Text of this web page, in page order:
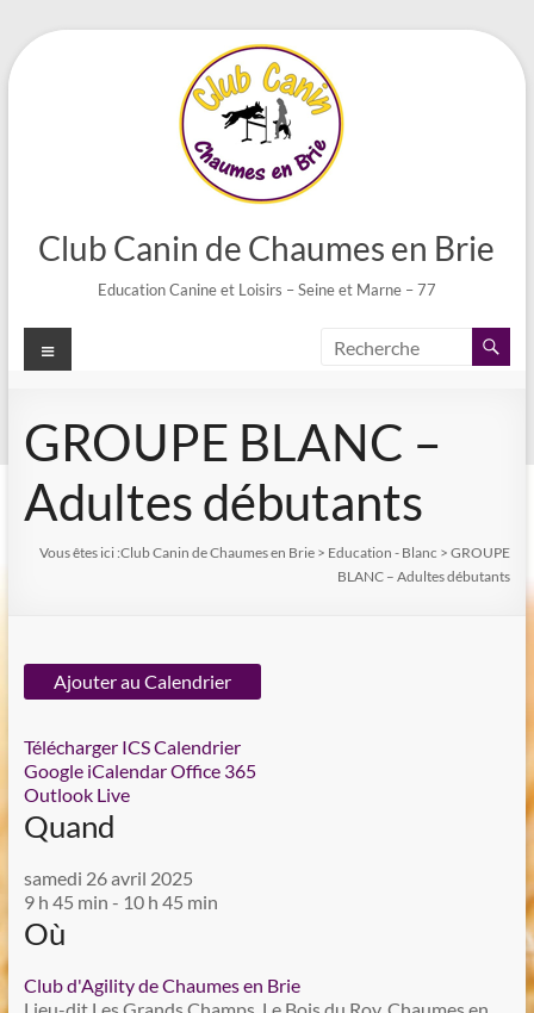
Aller
au
Club Canin de Chaumes en Brie
Education Canine et Loisirs – Seine et Marne – 77
Menu
GROUPE BLANC –
Adultes débutants
Vous êtes ici :Club Canin de Chaumes en Brie > Education - Blanc >GROUPE
BLANC – Adultes débutants
Ajouter au Calendrier
Télécharger ICSCalendrier
Google iCalendarOffice 365
Outlook Live
Quand
samedi 26 avril 2025
9 h 45 min - 10 h 45 min
Où
Club d'Agility de Chaumes en Brie